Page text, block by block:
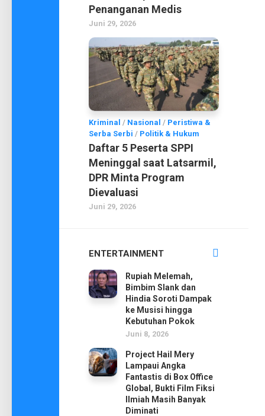
Penanganan Medis
Juni 29, 2026
Kriminal / Nasional / Peristiwa &
Serba Serbi / Politik & Hukum
Daftar 5 Peserta SPPI
Meninggal saat Latsarmil,
DPR Minta Program
Dievaluasi
Juni 29, 2026
ENTERTAINMENT
Rupiah Melemah,
Bimbim Slank dan
Hindia Soroti Dampak
ke Musisi hingga
Kebutuhan Pokok
Juni 8, 2026
Project Hail Mery
Lampaui Angka
Fantastis di Box Office
Global, Bukti Film Fiksi
Ilmiah Masih Banyak
Diminati